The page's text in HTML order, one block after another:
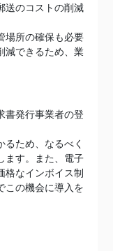
送のコストの削減
場所の確保も必要
減できるため、業
書発行事業者の登
ため、なるべく
ます。また、電子
格なインボイス制
この機会に導入を